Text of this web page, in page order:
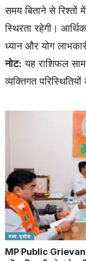
समय बिताने से रिश्तों
स्थिरता रहेगी।
ध्यान और योग
नोट: यह राशिफल
व्यक्तिगत
मध्य प्रदेश
MP Public